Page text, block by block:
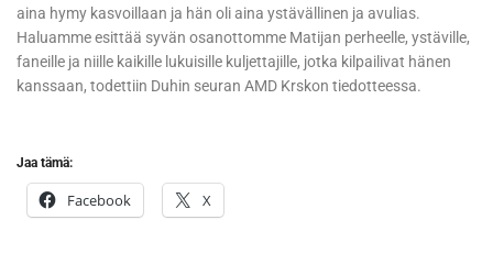
aina hymy kasvoillaan ja hän oli aina ystävällinen ja avulias.
Haluamme esittää syvän osanottomme Matijan perheelle, ystäville,
faneille ja niille kaikille lukuisille kuljettajille, jotka kilpailivat hänen
kanssaan, todettiin Duhin seuran AMD Krskon tiedotteessa.
Jaa tämä:
Facebook X